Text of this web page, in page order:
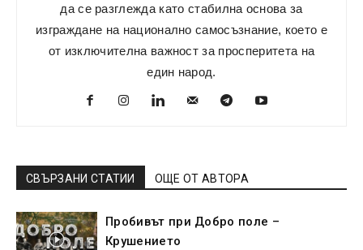
да се разглежда като стабилна основа за
изграждане на национално самосъзнание, което е
от изключителна важност за просперитета на
един народ.
СВЪРЗАНИ СТАТИИ ОЩЕ ОТ АВТОРА
Пробивът при Добро поле –
Крушението